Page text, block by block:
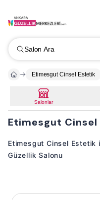
Salon Ara
Etimesgut Cinsel Estetik
Salonlar
Etimesgut
Etimesgut Cinsel Estetik
Güzellik Salonu